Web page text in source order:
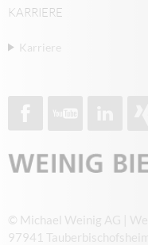
KARRIERE
Karriere
© Michael Weinig AG |
97941